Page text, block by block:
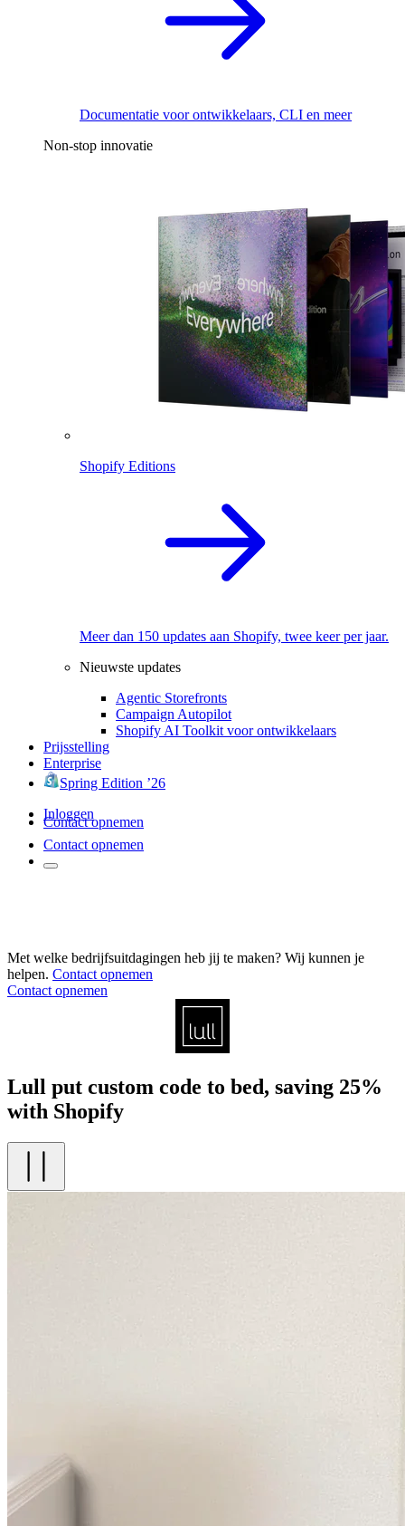
Documentatie voor ontwikkelaars, CLI en meer
Non-stop innovatie
Shopify Editions
Meer dan 150 updates aan Shopify, twee keer per jaar.
Nieuwste updates
Agentic Storefronts
Campaign Autopilot
Shopify AI Toolkit voor ontwikkelaars
Prijsstelling
Enterprise
Spring Edition ’26
Inloggen
Contact opnemen
Contact opnemen
Met welke bedrijfsuitdagingen heb jij te maken? Wij kunnen je
helpen. Contact opnemen
Contact opnemen
Lull put custom code to bed, saving 25%
with Shopify